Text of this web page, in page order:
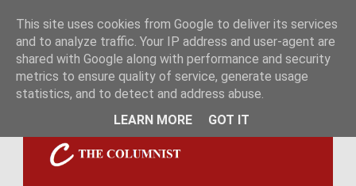
This site uses cookies from Google to deliver its services
and to analyze traffic. Your IP address and user-agent are
shared with Google along with performance and security
metrics to ensure quality of service, generate usage
statistics, and to detect and address abuse.
LEARN MORE
GOT IT